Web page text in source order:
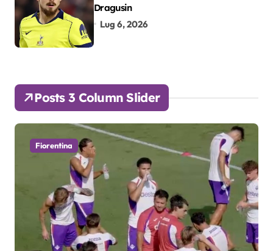
Dragusin
Lug 6, 2026
Posts 3 Column Slider
Fiorentina